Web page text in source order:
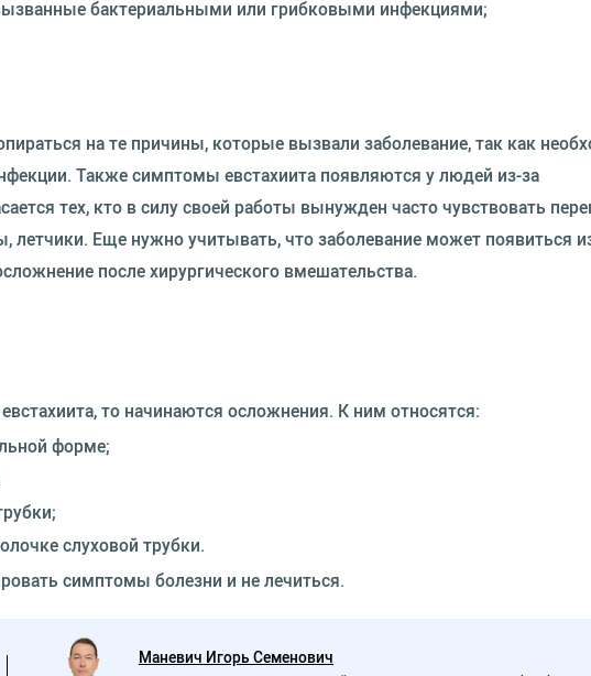
бактериальными или грибковыми инфекциями;
на те причины, которые вызвали заболевание, так как
Также симптомы евстахиита появляются у людей из-за
тех, кто в силу своей работы вынужден часто чувствовать
летчики. Еще нужно учитывать, что заболевание может появиться
после хирургического вмешательства.
то начинаются осложнения. К ним относятся:
форме;
слуховой трубки.
симптомы болезни и не лечиться.
Маневич Игорь Семенович